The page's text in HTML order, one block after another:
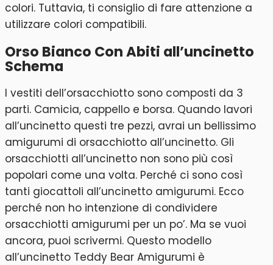
colori. Tuttavia, ti consiglio di fare attenzione a
utilizzare colori compatibili.
Orso Bianco Con Abiti all’uncinetto
Schema
I vestiti dell’orsacchiotto sono composti da 3
parti. Camicia, cappello e borsa. Quando lavori
all’uncinetto questi tre pezzi, avrai un bellissimo
amigurumi di orsacchiotto all’uncinetto. Gli
orsacchiotti all’uncinetto non sono più così
popolari come una volta. Perché ci sono così
tanti giocattoli all’uncinetto amigurumi. Ecco
perché non ho intenzione di condividere
orsacchiotti amigurumi per un po’. Ma se vuoi
ancora, puoi scrivermi. Questo modello
all’uncinetto Teddy Bear Amigurumi è